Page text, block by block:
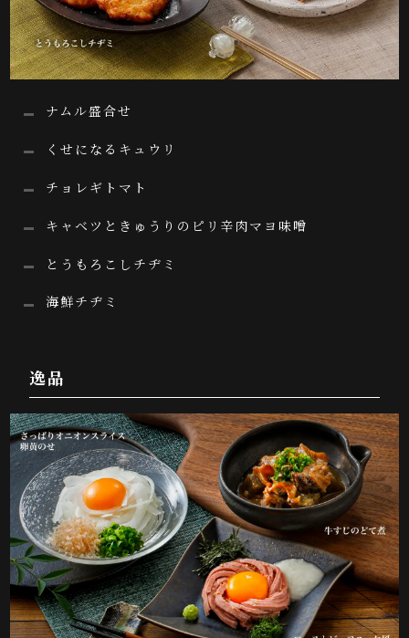
ナムル盛合せ
くせになるキュウリ
チョレギトマト
キャベツときゅうりのピリ辛肉マヨ味噌
とうもろこしチヂミ
海鮮チヂミ
逸品